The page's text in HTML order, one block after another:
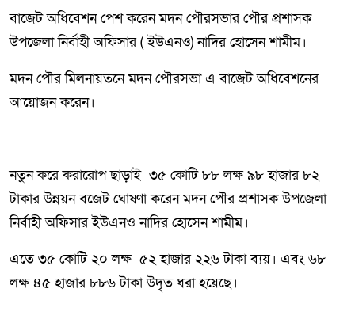
বাজেট অধিবেশন পেশ করেন মদন পৌরসভার পৌর প্রশাসক
উপজেলা নির্বাহী অফিসার ( ইউএনও) নাদির হোসেন শামীম।
মদন পৌর মিলনায়তনে মদন পৌরসভা এ বাজেট অধিবেশনের
আয়োজন করেন।
নতুন করে করারোপ ছাড়াই ৩৫ কোটি ৮৮ লক্ষ ৯৮ হাজার ৮২
টাকার উন্নয়ন বজেট ঘোষণা করেন মদন পৌর প্রশাসক উপজেলা
নির্বাহী অফিসার ইউএনও নাদির হোসেন শামীম।
এতে ৩৫ কোটি ২০ লক্ষ ৫২ হাজার ২২৬ টাকা ব্যয়। এবং ৬৮
লক্ষ ৪৫ হাজার ৮৮৬ টাকা উদৃত ধরা হয়েছে।